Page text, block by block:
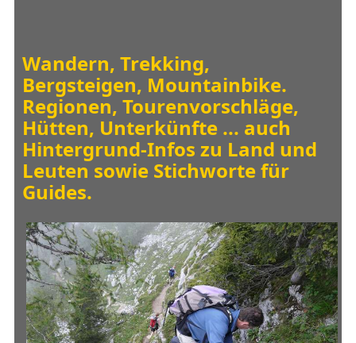
Wandern, Trekking,
Bergsteigen, Mountainbike.
Regionen, Tourenvorschläge,
Hütten, Unterkünfte ... auch
Hintergrund-Infos zu Land und
Leuten sowie Stichworte für
Guides.